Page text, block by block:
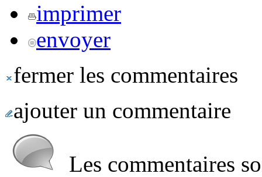
imprimer
envoyer
fermer les commentaires
ajouter un commentaire
Les commentaires